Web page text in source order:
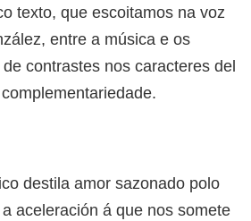
texto, que escoitamos na voz
entre a música e os
contrastes nos caracteres del
destila amor sazonado polo
aceleración á que nos somete